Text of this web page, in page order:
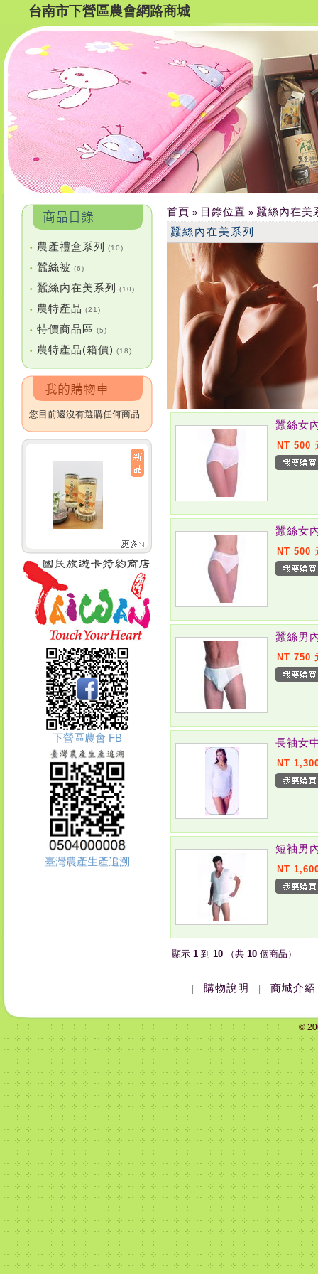
台南市下營區農會網路商城
• 農產禮盒系列 (10)
• 蠶絲被 (6)
• 蠶絲內在美系列 (10)
• 農特產品 (21)
• 特價商品區 (5)
• 農特產品(箱價) (18)
您目前還沒有選購任何商品
下營區農會 FB
臺灣農產生產追溯
首頁 » 目錄位置 » 蠶絲內在美
蠶絲內在美系列
蠶絲女
NT 500
蠶絲女
NT 500
蠶絲男
NT 750
長袖女
NT
短袖男
NT
顯示 1 到 10 （共 10 個商品）
購物說明 商城介紹
©